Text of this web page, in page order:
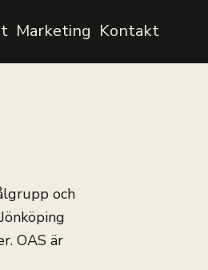
Marketing Kontakt
och
OAS är